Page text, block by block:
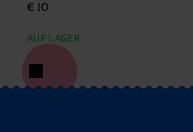
€ 10
AUF LAGER